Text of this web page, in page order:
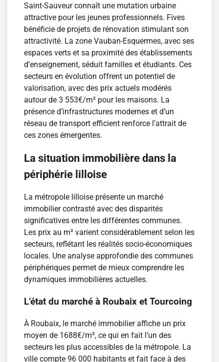
Saint-Sauveur connaît une mutation urbaine
attractive pour les jeunes professionnels. Fives
bénéficie de projets de rénovation stimulant son
attractivité. La zone Vauban-Esquermes, avec ses
espaces verts et sa proximité des établissements
d’enseignement, séduit familles et étudiants. Ces
secteurs en évolution offrent un potentiel de
valorisation, avec des prix actuels modérés
autour de 3 553€/m² pour les maisons. La
présence d’infrastructures modernes et d’un
réseau de transport efficient renforce l’attrait de
ces zones émergentes.
La situation immobilière dans la
périphérie lilloise
La métropole lilloise présente un marché
immobilier contrasté avec des disparités
significatives entre les différentes communes.
Les prix au m² varient considérablement selon les
secteurs, reflétant les réalités socio-économiques
locales. Une analyse approfondie des communes
périphériques permet de mieux comprendre les
dynamiques immobilières actuelles.
L’état du marché à Roubaix et Tourcoing
À Roubaix, le marché immobilier affiche un prix
moyen de 1688€/m², ce qui en fait l’un des
secteurs les plus accessibles de la métropole. La
ville compte 96 000 habitants et fait face à des